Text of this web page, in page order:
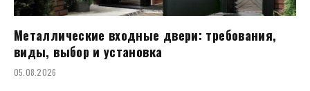
Металлические входные двери: требования,
виды, выбор и установка
05.08.2026